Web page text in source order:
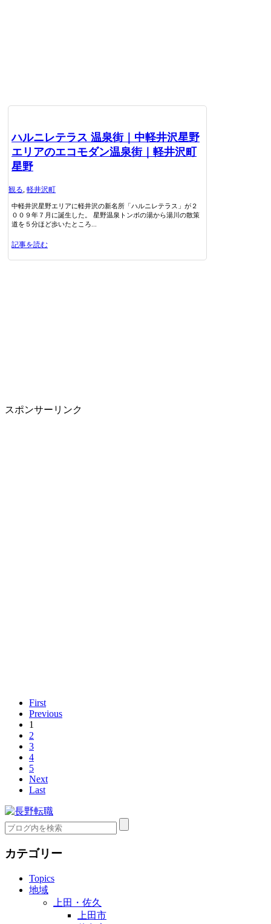
ハルニレテラス 温泉街｜中軽井沢星野
エリアのエコモダン温泉街｜軽井沢町
星野
観る, 軽井沢町
中軽井沢星野エリアに軽井沢の新名所「ハルニレテラス」が２
００９年７月に誕生した。 星野温泉トンボの湯から湯川の散策
道を５分ほど歩いたところ...
記事を読む
スポンサーリンク
First
Previous
1
2
3
4
5
Next
Last
カテゴリー
Topics
地域
上田・佐久
上田市